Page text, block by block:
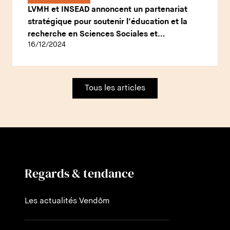
LVMH et INSEAD annoncent un partenariat
stratégique pour soutenir l’éducation et la
recherche en Sciences Sociales et
Management
16/12/2024
Tous les articles
Regards & tendance
Les actualités Vendôm